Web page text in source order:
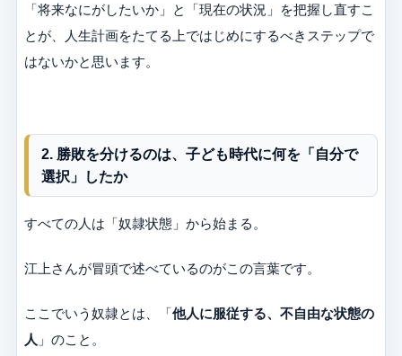
「将来なにがしたいか」と「現在の状況」を把握し直すこ
とが、人生計画をたてる上ではじめにするべきステップで
はないかと思います。
2. 勝敗を分けるのは、子ども時代に何を「自分で
選択」したか
すべての人は「奴隷状態」から始まる。
江上さんが冒頭で述べているのがこの言葉です。
ここでいう奴隷とは、「他人に服従する、不自由な状態の
人 」のこと。